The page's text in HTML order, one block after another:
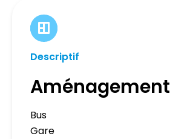
Descriptif
Aménagement
Bus
Gare